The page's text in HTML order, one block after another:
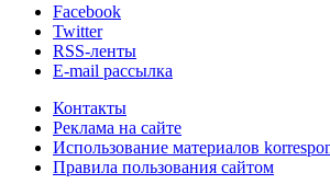
Facebook
Twitter
RSS-ленты
E-mail рассылка
Контакты
Реклама на сайте
Использование материалов
Правила пользования сайтом